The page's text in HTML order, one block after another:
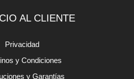
AL CLIENTE
Privacidad
y Condiciones
y Garantías